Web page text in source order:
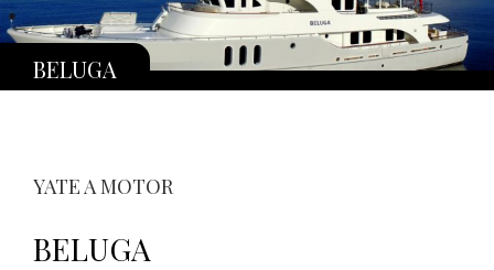
BELUGA
YATE A MOTOR
BELUGA